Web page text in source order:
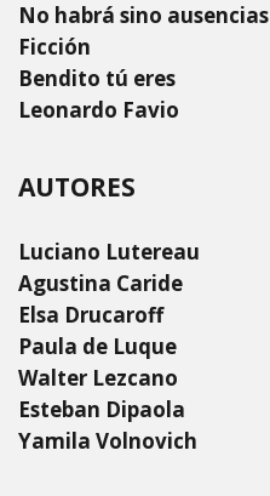
No habrá sino ausencias
Ficción
Bendito tú eres
Leonardo Favio
AUTORES
Luciano Lutereau
Agustina Caride
Elsa Drucaroff
Paula de Luque
Walter Lezcano
Esteban Dipaola
Yamila Volnovich